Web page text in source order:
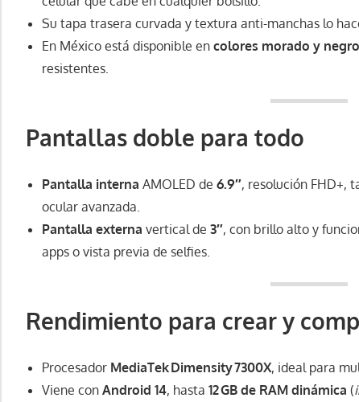
Su tapa trasera curvada y textura anti-manchas lo
En México está disponible en colores morado y negro
resistentes.
Pantallas doble para todo
Pantalla interna AMOLED de 6.9″, resolución FHD+,
ocular avanzada.
Pantalla externa vertical de 3″, con brillo alto y
apps o vista previa de selfies.
Rendimiento para crear y
Procesador MediaTek Dimensity 7300X, ideal para
Viene con Android 14, hasta 12 GB de RAM dinámica (